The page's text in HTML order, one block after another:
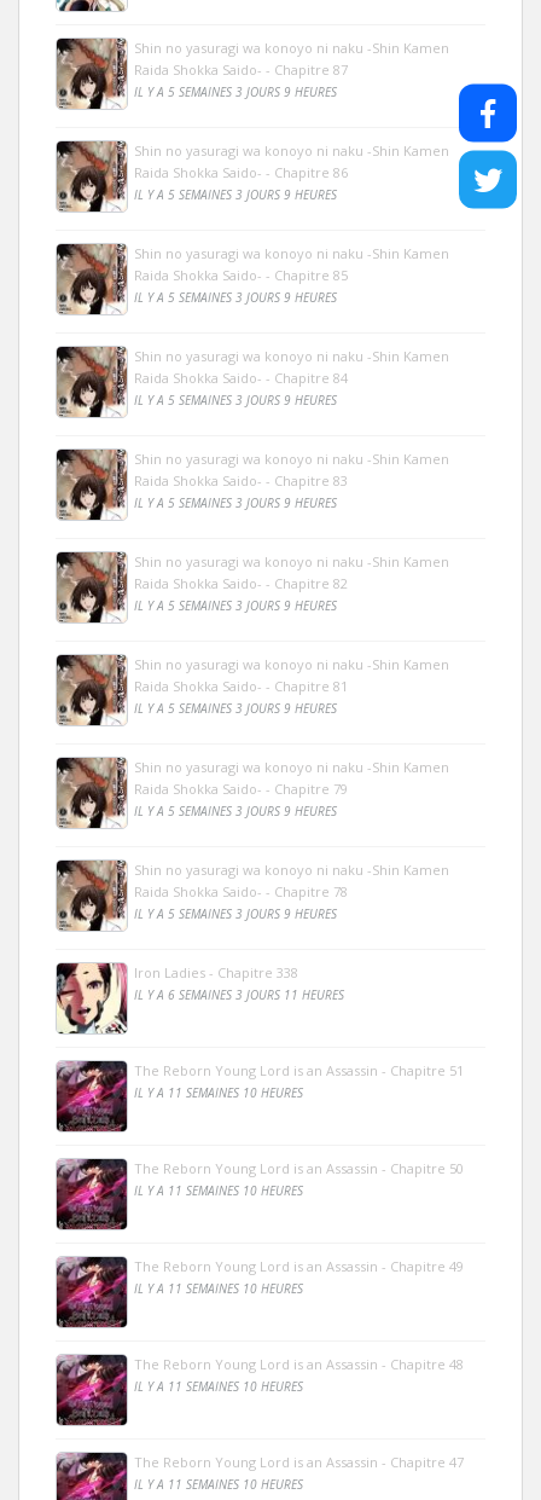
Shin no yasuragi wa konoyo ni naku -Shin Kamen
Raida Shokka Saido- - Chapitre 87
IL Y A 5 SEMAINES 3 JOURS 9 HEURES
Shin no yasuragi wa konoyo ni naku -Shin Kamen
Raida Shokka Saido- - Chapitre 86
IL Y A 5 SEMAINES 3 JOURS 9 HEURES
Shin no yasuragi wa konoyo ni naku -Shin Kamen
Raida Shokka Saido- - Chapitre 85
IL Y A 5 SEMAINES 3 JOURS 9 HEURES
Shin no yasuragi wa konoyo ni naku -Shin Kamen
Raida Shokka Saido- - Chapitre 84
IL Y A 5 SEMAINES 3 JOURS 9 HEURES
Shin no yasuragi wa konoyo ni naku -Shin Kamen
Raida Shokka Saido- - Chapitre 83
IL Y A 5 SEMAINES 3 JOURS 9 HEURES
Shin no yasuragi wa konoyo ni naku -Shin Kamen
Raida Shokka Saido- - Chapitre 82
IL Y A 5 SEMAINES 3 JOURS 9 HEURES
Shin no yasuragi wa konoyo ni naku -Shin Kamen
Raida Shokka Saido- - Chapitre 81
IL Y A 5 SEMAINES 3 JOURS 9 HEURES
Shin no yasuragi wa konoyo ni naku -Shin Kamen
Raida Shokka Saido- - Chapitre 79
IL Y A 5 SEMAINES 3 JOURS 9 HEURES
Shin no yasuragi wa konoyo ni naku -Shin Kamen
Raida Shokka Saido- - Chapitre 78
IL Y A 5 SEMAINES 3 JOURS 9 HEURES
Iron Ladies - Chapitre 338
IL Y A 6 SEMAINES 3 JOURS 11 HEURES
The Reborn Young Lord is an Assassin - Chapitre 51
IL Y A 11 SEMAINES 10 HEURES
The Reborn Young Lord is an Assassin - Chapitre 50
IL Y A 11 SEMAINES 10 HEURES
The Reborn Young Lord is an Assassin - Chapitre 49
IL Y A 11 SEMAINES 10 HEURES
The Reborn Young Lord is an Assassin - Chapitre 48
IL Y A 11 SEMAINES 10 HEURES
The Reborn Young Lord is an Assassin - Chapitre 47
IL Y A 11 SEMAINES 10 HEURES